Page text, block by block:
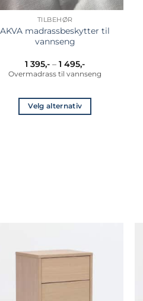
TILBEHØR
AKVA madrassbeskytter til
vannseng
1 395,- – 1 495,-Prisområde:
1
395,-
1
Overmadrass til vannseng
Velg alternativ